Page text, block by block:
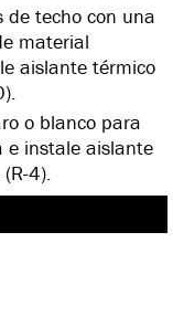
de techo con una
material
aislante térmico
o blanco para
e instale aislante
4).